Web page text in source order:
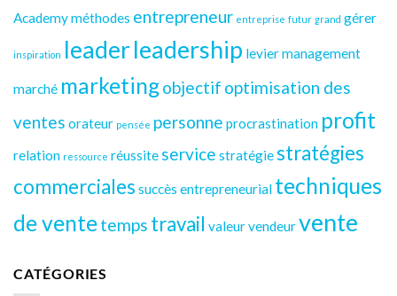
Academy méthodes entrepreneur entreprise futur grand gérer
inspiration leaderleadership leviermanagement
marché marketingobjectif optimisation des
ventes orateur pensée personne procrastination profit
relation ressource réussite service stratégiestratégies
commerciales succès entrepreneurial techniques
de ventetemps travail valeurvendeurvente
CATÉGORIES